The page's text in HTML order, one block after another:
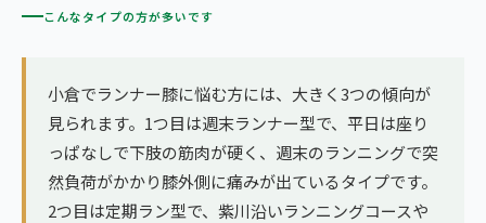
こんなタイプの方が多いです
小倉でランナー膝に悩む方には、大きく3つの傾向が
見られます。1つ目は週末ランナー型で、平日は座り
っぱなしで下肢の筋肉が硬く、週末のランニングで突
然負荷がかかり膝外側に痛みが出ているタイプです。
2つ目は定期ラン型で、紫川沿いランニングコースや